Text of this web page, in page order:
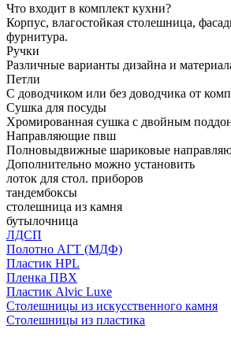
Что входит в комплект кухни?
Корпус, влагостойкая столешница,
фурнитура.
Ручки
Различные варианты дизайна и
Петли
С доводчиком или без доводчика от
Сушка для посуды
Хромированная сушка с двойным
Направляющие пвш
Полновыдвижные шариковые
Дополнительно можно установить
лоток для стол. приборов
тандембоксы
столешница из камня
бутылочница
ЛДСП
Полотно АГТ (МДФ)
Пластик HPL
Пленка ПВХ
Пластик Alvic Luxe
Столешницы из искусственного камня
Столешницы из пластика